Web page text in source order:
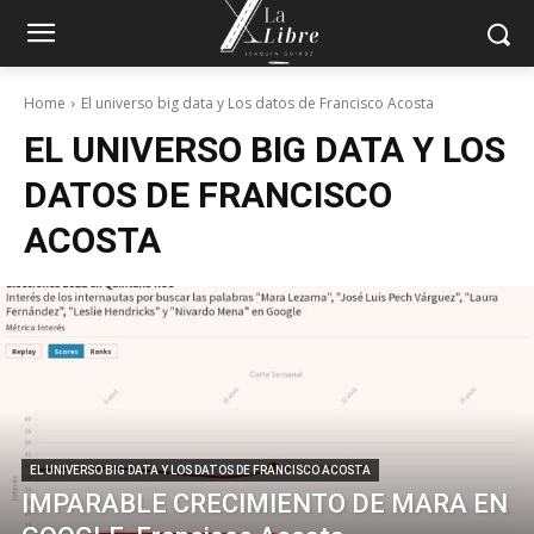
Home El universo big data y Los datos de Francisco Acosta
EL UNIVERSO BIG DATA Y LOS
DATOS DE FRANCISCO
ACOSTA
EL UNIVERSO BIG DATA Y LOS DATOS DE FRANCISCO ACOSTA
IMPARABLE CRECIMIENTO DE MARA EN